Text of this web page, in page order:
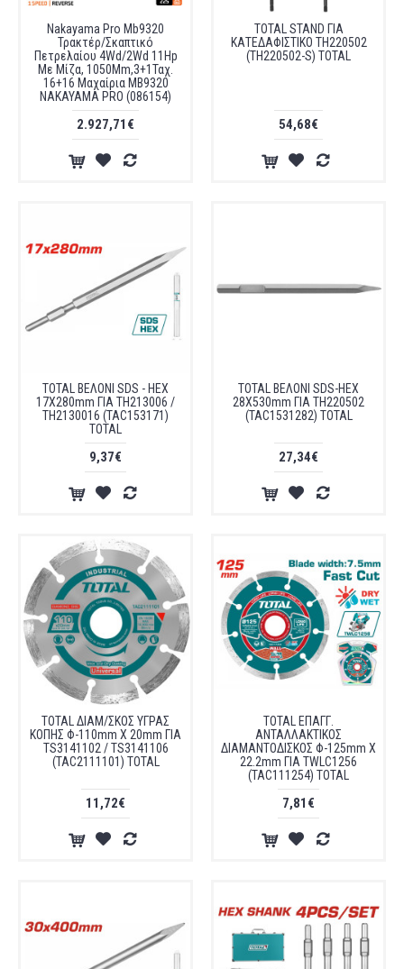
Nakayama Pro Mb9320
Τρακτέρ/Σκαπτικό
Πετρελαίου 4Wd/2Wd 11Hp
Με Μίζα, 1050Mm,3+1Ταχ.
16+16 Μαχαίρια MB9320
NAKAYAMA PRO (086154)
2.927,71€
TOTAL STAND ΓΙΑ
ΚΑΤΕΔΑΦΙΣΤΙΚΟ TH220502
(TH220502-S) TOTAL
54,68€
TOTAL ΒΕΛΟΝΙ SDS - HEX
17X280mm ΓΙΑ TH213006 /
TH2130016 (TAC153171)
TOTAL
9,37€
TOTAL ΒΕΛΟΝΙ SDS-HEX
28X530mm ΓΙΑ TH220502
(TAC1531282) TOTAL
27,34€
TOTAL ΔΙΑΜ/ΣΚΟΣ ΥΓΡΑΣ
ΚΟΠΗΣ Φ-110mm X 20mm ΓΙΑ
TS3141102 / TS3141106
(TAC2111101) TOTAL
11,72€
TOTAL ΕΠΑΓΓ.
ΑΝΤΑΛΛΑΚΤΙΚΟΣ
ΔΙΑΜΑΝΤΟΔΙΣΚΟΣ Φ-125mm X
22.2mm ΓΙΑ TWLC1256
(TAC111254) TOTAL
7,81€